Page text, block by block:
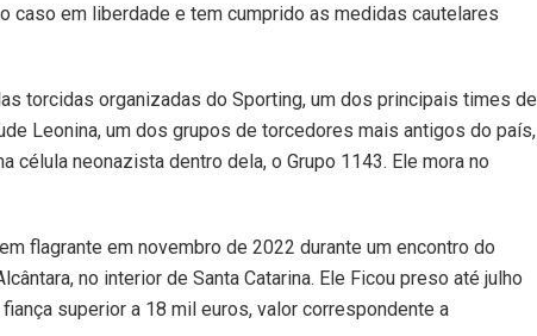
caso em liberdade e tem cumprido as medidas cautelares
torcidas organizadas do Sporting, um dos principais times de
Leonina, um dos grupos de torcedores mais antigos do país,
célula neonazista dentro dela, o Grupo 1143. Ele mora no
flagrante em novembro de 2022 durante um encontro do
no interior de Santa Catarina. Ele Ficou preso até julho
superior a 18 mil euros, valor correspondente a